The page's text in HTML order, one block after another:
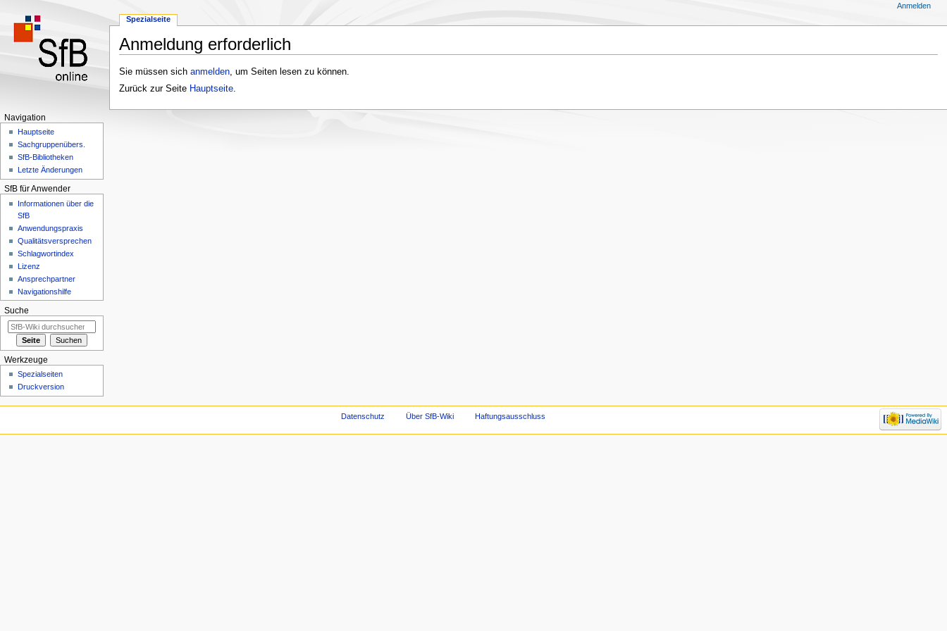
Anmeldung erforderlich
Zur
Navigation
Zur
Suche
Sie müssen sich anmelden, um Seiten lesen zu können.
Zurück zur Seite Hauptseite.
Spezialseite
Anmelden
Navigation
Hauptseite
Sachgruppenübers.
SfB-Bibliotheken
Letzte Änderungen
SfB für Anwender
Informationen über die
SfB
Anwendungspraxis
Qualitätsversprechen
Schlagwortindex
Lizenz
Ansprechpartner
Navigationshilfe
Suche
Werkzeuge
Spezialseiten
Druckversion
Datenschutz Über SfB-Wiki Haftungsausschluss